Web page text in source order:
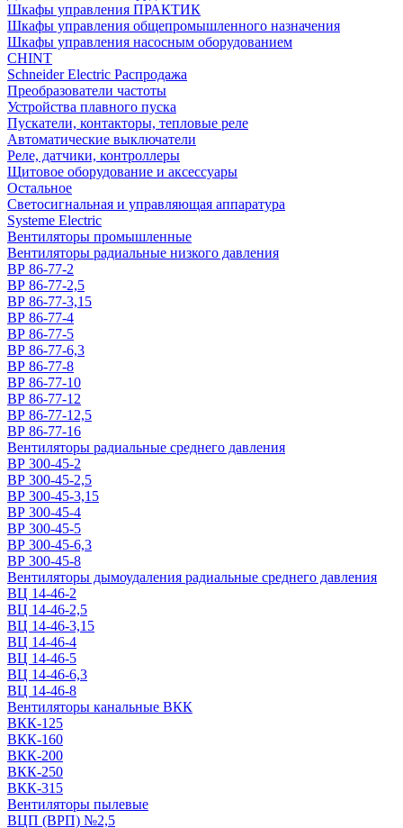
Шкафы управления ПРАКТИК
Шкафы управления общепромышленного назначения
Шкафы управления насосным оборудованием
CHINT
Schneider Electric Распродажа
Преобразователи частоты
Устройства плавного пуска
Пускатели, контакторы, тепловые реле
Автоматические выключатели
Реле, датчики, контроллеры
Щитовое оборудование и аксессуары
Остальное
Светосигнальная и управляющая аппаратура
Systeme Electric
Вентиляторы промышленные
Вентиляторы радиальные низкого давления
ВР 86-77-2
ВР 86-77-2,5
ВР 86-77-3,15
ВР 86-77-4
ВР 86-77-5
ВР 86-77-6,3
ВР 86-77-8
ВР 86-77-10
ВР 86-77-12
ВР 86-77-12,5
ВР 86-77-16
Вентиляторы радиальные среднего давления
ВР 300-45-2
ВР 300-45-2,5
ВР 300-45-3,15
ВР 300-45-4
ВР 300-45-5
ВР 300-45-6,3
ВР 300-45-8
Вентиляторы дымоудаления радиальные среднего давления
ВЦ 14-46-2
ВЦ 14-46-2,5
ВЦ 14-46-3,15
ВЦ 14-46-4
ВЦ 14-46-5
ВЦ 14-46-6,3
ВЦ 14-46-8
Вентиляторы канальные ВКК
ВКК-125
ВКК-160
ВКК-200
ВКК-250
ВКК-315
Вентиляторы пылевые
ВЦП (ВРП) №2,5